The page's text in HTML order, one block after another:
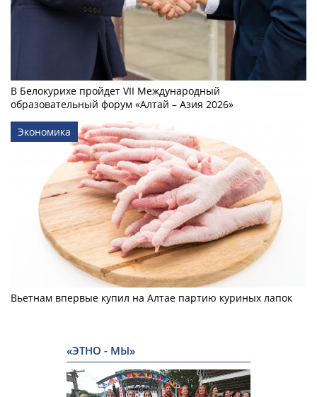
В Белокурихе пройдет VII Международный
образовательный форум «Алтай – Азия 2026»
Экономика
Вьетнам впервые купил на Алтае партию куриных лапок
«ЭТНО - МЫ»